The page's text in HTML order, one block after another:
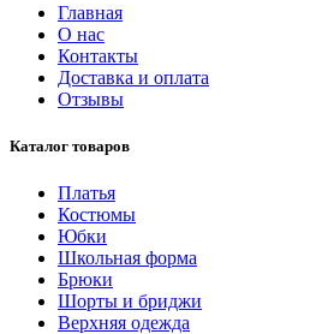
Главная
О нас
Контакты
Доставка и оплата
Отзывы
Каталог товаров
Платья
Костюмы
Юбки
Школьная форма
Брюки
Шорты и бриджи
Верхняя одежда